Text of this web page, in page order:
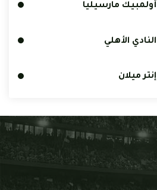
أولمبيك مارسيليا
النادي الأهلي
إنتر ميلان